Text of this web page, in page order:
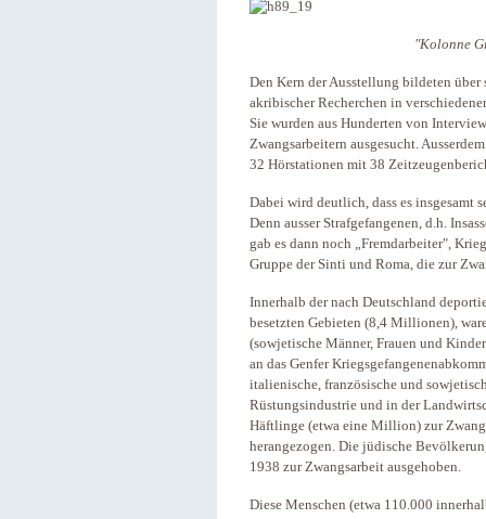
"Kolonne
Den Kern der Ausstellung bildeten
akribischer Recherchen in
Sie wurden aus Hunderten von
Zwangsarbeitern ausgesucht.
32 Hörstationen mit 38
Dabei wird deutlich, dass es insgesamt
Denn ausser Strafgefangenen, d.h.
gab es dann noch „Fremdarbeiter",
Gruppe der Sinti und Roma, die zur
Innerhalb der nach Deutschland
besetzten Gebieten (8,4 Millionen),
(sowjetische Männer, Frauen und
an das Genfer
italienische, französische und
Rüstungsindustrie und in der
Häftlinge (etwa eine Million) zur
herangezogen. Die jüdische
1938 zur Zwangsarbeit ausgehoben.
Diese Menschen (etwa 110.000